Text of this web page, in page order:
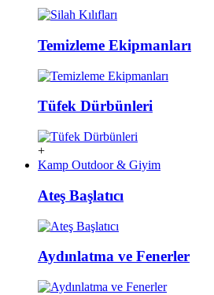
Temizleme Ekipmanları
Tüfek Dürbünleri
+
Kamp Outdoor & Giyim
Ateş Başlatıcı
Aydınlatma ve Fenerler